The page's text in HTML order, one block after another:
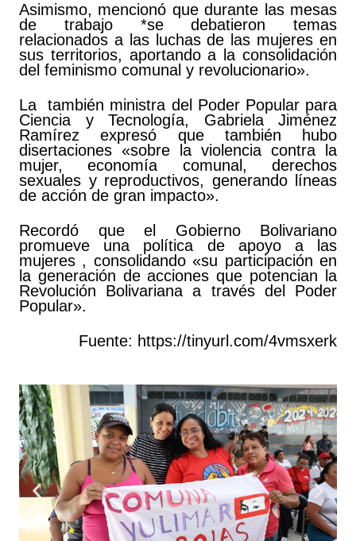
Asimismo, mencionó que durante las mesas
de trabajo *se debatieron temas
relacionados a las luchas de las mujeres en
sus territorios, aportando a la consolidación
del feminismo comunal y revolucionario».
La también ministra del Poder Popular para
Ciencia y Tecnología, Gabriela Jiménez
Ramírez expresó que también hubo
disertaciones «sobre la violencia contra la
mujer, economía comunal, derechos
sexuales y reproductivos, generando líneas
de acción de gran impacto».
Recordó que el Gobierno Bolivariano
promueve una política de apoyo a las
mujeres , consolidando «su participación en
la generación de acciones que potencian la
Revolución Bolivariana a través del Poder
Popular».
Fuente: https://tinyurl.com/4vmsxerk